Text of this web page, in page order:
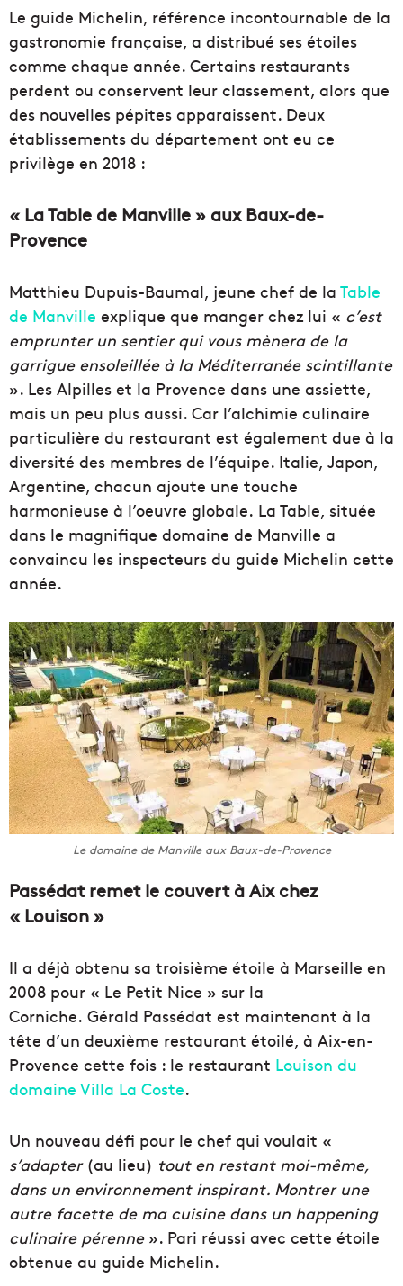
Le guide Michelin, référence incontournable de la
gastronomie française, a distribué ses étoiles
comme chaque année. Certains restaurants
perdent ou conservent leur classement, alors que
des nouvelles pépites apparaissent. Deux
établissements du département ont eu ce
privilège en 2018 :
« La Table de Manville » aux Baux-de-
Provence
Matthieu Dupuis-Baumal, jeune chef de la Table
de Manville explique que manger chez lui « c’est
emprunter un sentier qui vous mènera de la
garrigue ensoleillée à la Méditerranée scintillante
». Les Alpilles et la Provence dans une assiette,
mais un peu plus aussi. Car l’alchimie culinaire
particulière du restaurant est également due à la
diversité des membres de l’équipe. Italie, Japon,
Argentine, chacun ajoute une touche
harmonieuse à l’oeuvre globale. La Table, située
dans le magnifique domaine de Manville a
convaincu les inspecteurs du guide Michelin cette
année.
Le domaine de Manville aux Baux-de-Provence
Passédat remet le couvert à Aix chez
« Louison »
Il a déjà obtenu sa troisième étoile à Marseille en
2008 pour « Le Petit Nice » sur la
Corniche. Gérald Passédat est maintenant à la
tête d’un deuxième restaurant étoilé, à Aix-en-
Provence cette fois : le restaurant Louison du
domaine Villa La Coste.
Un nouveau défi pour le chef qui voulait «
s’adapter(au lieu) tout en restant moi-même,
dans un environnement inspirant. Montrer une
autre facette de ma cuisine dans un happening
culinaire pérenne». Pari réussi avec cette étoile
obtenue au guide Michelin.